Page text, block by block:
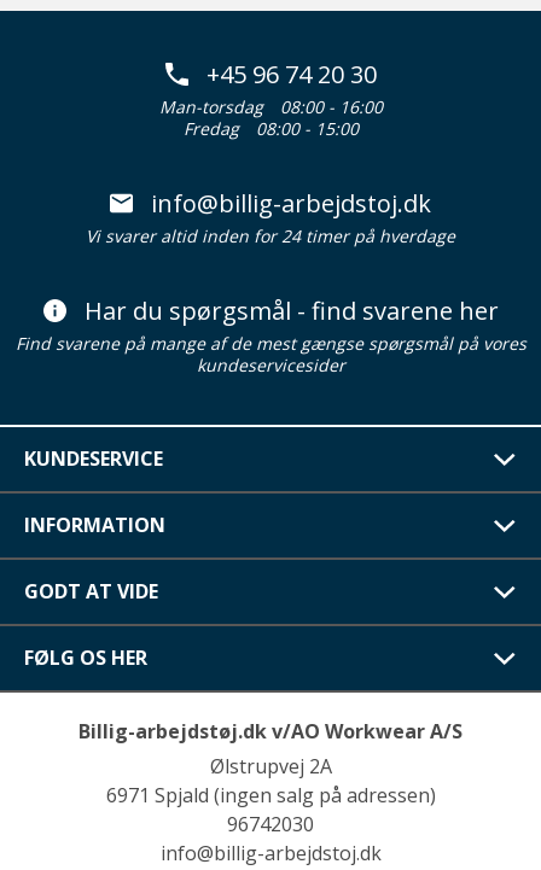
+45 96 74 20 30
Man-torsdag
08:00 - 16:00
Fredag
08:00 - 15:00
info@billig-arbejdstoj.dk
Vi svarer altid inden for 24 timer på hverdage
Har du spørgsmål - find svarene her
Find svarene på mange af de mest gængse spørgsmål på vores
kundeservicesider
KUNDESERVICE
INFORMATION
GODT AT VIDE
FØLG OS HER
Billig-arbejdstøj.dk v/AO Workwear A/S
Ølstrupvej 2A
6971 Spjald (ingen salg på adressen)
96742030
info@billig-arbejdstoj.dk